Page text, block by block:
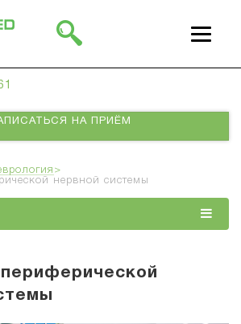
НА ПРИЁМ
>
нервной системы